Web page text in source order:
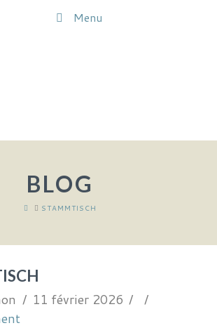
Menu
BLOG
HOMESTAMMTISCH
11 février 2026